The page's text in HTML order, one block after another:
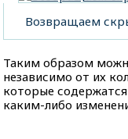
Возвращаем
Таким образом
независимо от их
которые
каким-либо